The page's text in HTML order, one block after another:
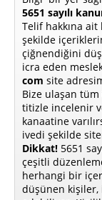
5651 sayılı
Telif hakkına
şekilde
çiğnendiğini
icra eden
com site
Bize ulaşan
titizle incelenir
kanaatine
ivedi şekilde
Dikkat! 5651
çeşitli
herhangi bir
düşünen kişiler,